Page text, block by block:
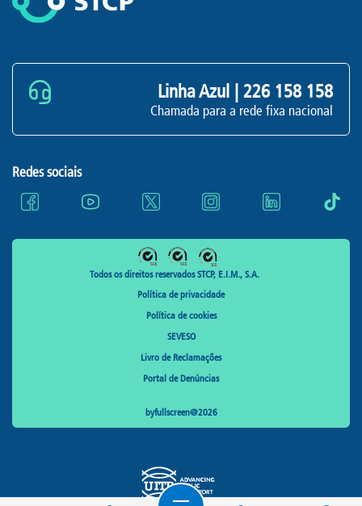
Linha Azul | 226 158 158
Chamada para a rede fixa nacional
Redes sociais
Todos os direitos reservados STCP, E.I.M., S.A.
Política de privacidade
Política de cookies
SEVESO
Livro de Reclamações
Portal de Denúncias
byfullscreen@2026